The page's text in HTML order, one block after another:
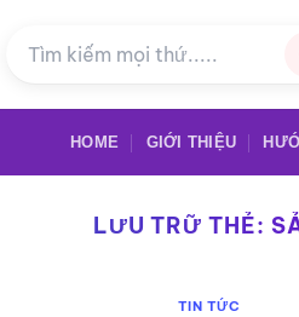
HOME GIỚI THIỆU
LƯU TRỮ THẺ:
TIN TỨC